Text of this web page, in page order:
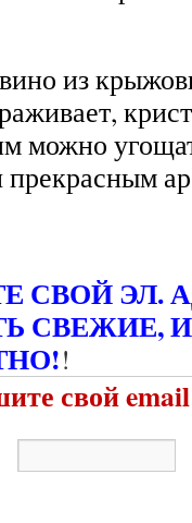
из
можно
прекрасным
СВОЙ ЭЛ.
СВЕЖИЕ,
!
свой